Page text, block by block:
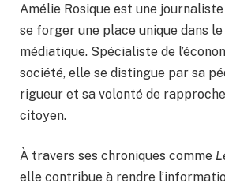
Amélie Rosique est une
se forger une place unique dans
médiatique. Spécialiste de
société, elle se distingue par sa
rigueur et sa volonté de
citoyen.
À travers ses chroniques comme
elle contribue à rendre